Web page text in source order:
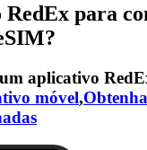
RedEx para
aplicativo
móvel,